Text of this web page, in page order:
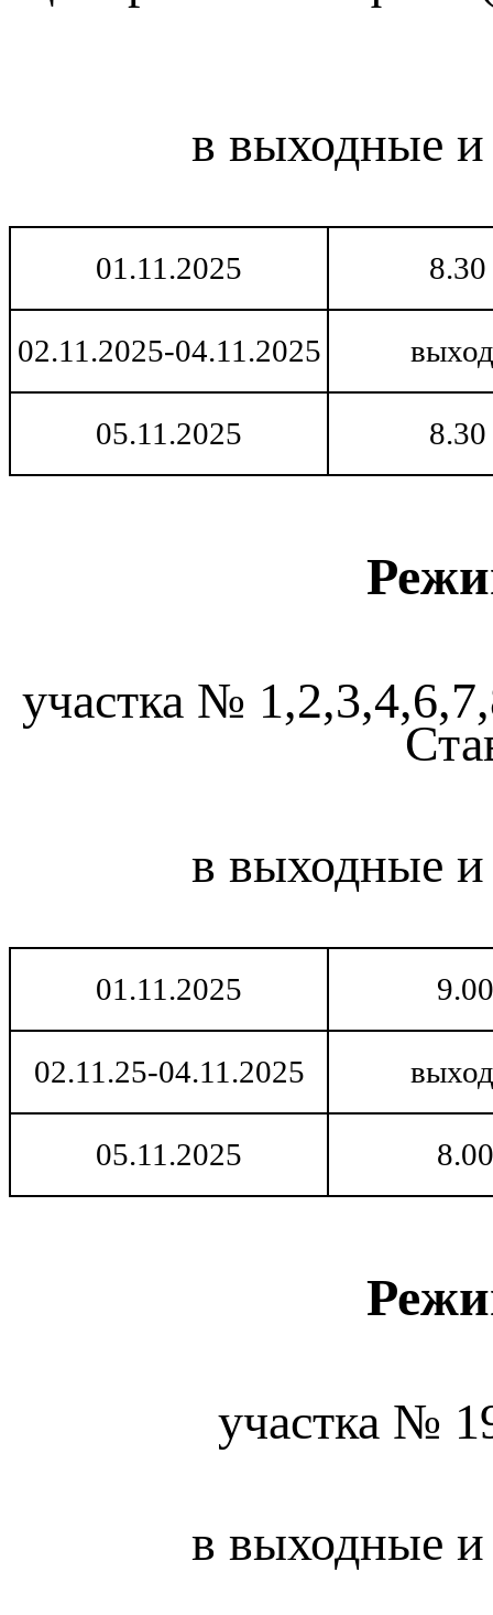
в выходные
01.11.2025
02.11.2025-04.11.2025
05.11.2025
участка №
в выходные
01.11.2025
02.11.25-04.11.2025
05.11.2025
участка №
в выходные